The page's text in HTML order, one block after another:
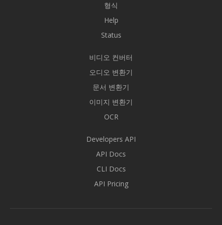
형식
Help
Status
비디오 컨버터
오디오 변환기
문서 변환기
이미지 변환기
OCR
Developers API
API Docs
CLI Docs
API Pricing